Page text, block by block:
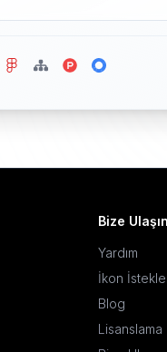
Bize Ulaşın
Yardım
İkon
Blog
Lisanslama